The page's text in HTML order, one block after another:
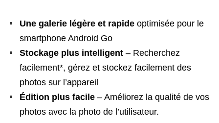
Une galerie légère et rapide optimisée pour le
smartphone Android Go
Stockage plus intelligent – Recherchez
facilement*, gérez et stockez facilement des
photos sur l’appareil
Édition plus facile – Améliorez la qualité de vos
photos avec la photo de l’utilisateur.